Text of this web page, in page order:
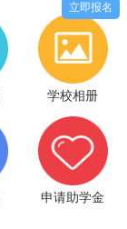
立即报名
学校相册
申请助学金